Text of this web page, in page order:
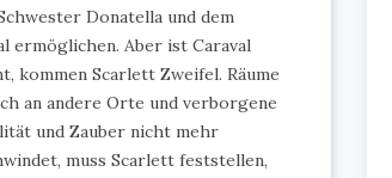
Donatella und dem
ermöglichen. Aber ist Caraval
kommen Scarlett Zweifel. Räume
an andere Orte und verborgene
und Zauber nicht mehr
muss Scarlett feststellen,